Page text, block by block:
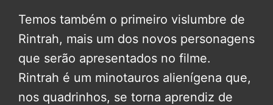
Temos também o primeiro vislumbre de
Rintrah, mais um dos novos personagens
que serão apresentados no filme.
Rintrah é um minotauros alienígena que,
nos quadrinhos, se torna aprendiz de